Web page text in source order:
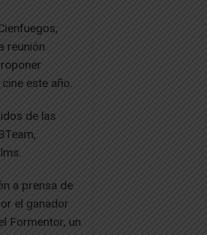
reunión
este año.
de las
a prensa de
el ganador
Formentor, un